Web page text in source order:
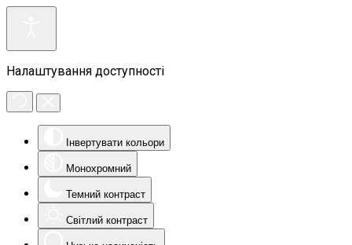
Налаштування доступності
Інвертувати кольори
Монохромний
Темний контраст
Світлий контраст